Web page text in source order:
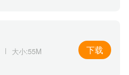
大小:55M 下载